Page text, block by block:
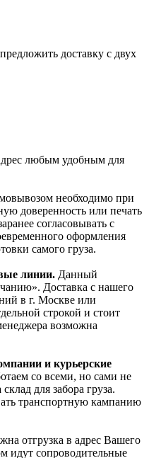
доставку с двух
любым удобным для
необходимо при
доверенность или печать
согласовывать с
оформления
самого груза.
линии. Данный
Доставка с нашего
в г. Москве или
строкой и стоит
возможна
и курьерские
со всеми, но сами не
для забора груза.
транспортную кампанию
отгрузка в адрес Вашего
идут сопроводительные